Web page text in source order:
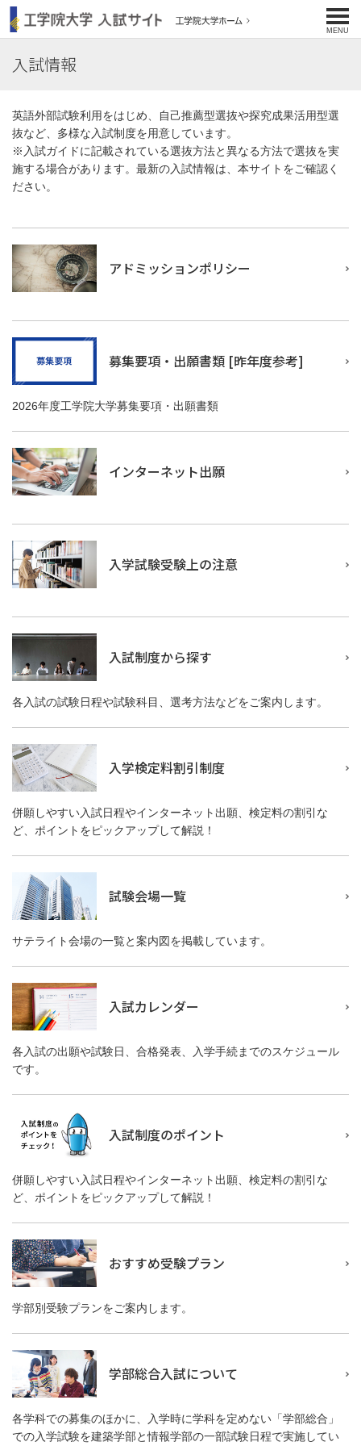
MENU
入試情報
英語外部試験利用をはじめ、自己推薦型選抜や探究成果活用型選
抜など、多様な入試制度を用意しています。
※入試ガイドに記載されている選抜方法と異なる方法で選抜を実
施する場合があります。最新の入試情報は、本サイトをご確認く
ださい。
アドミッションポリシー
募集要項・出願書類 [昨年度参考]
2026年度工学院大学募集要項・出願書類
インターネット出願
入学試験受験上の注意
入試制度から探す
各入試の試験日程や試験科目、選考方法などをご案内します。
入学検定料割引制度
併願しやすい入試日程やインターネット出願、検定料の割引な
ど、ポイントをピックアップして解説！
試験会場一覧
サテライト会場の一覧と案内図を掲載しています。
入試カレンダー
各入試の出願や試験日、合格発表、入学手続までのスケジュール
です。
入試制度のポイント
併願しやすい入試日程やインターネット出願、検定料の割引な
ど、ポイントをピックアップして解説！
おすすめ受験プラン
学部別受験プランをご案内します。
学部総合入試について
各学科での募集のほかに、入学時に学科を定めない「学部総合」
での入学試験を建築学部と情報学部の一部試験日程で実施してい